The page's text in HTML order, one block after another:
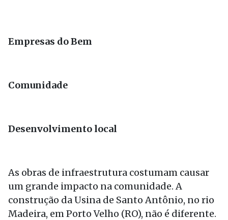
Empresas do Bem
Comunidade
Desenvolvimento local
As obras de infraestrutura costumam causar
um grande impacto na comunidade. A
construção da Usina de Santo Antônio, no rio
Madeira, em Porto Velho (RO), não é diferente.